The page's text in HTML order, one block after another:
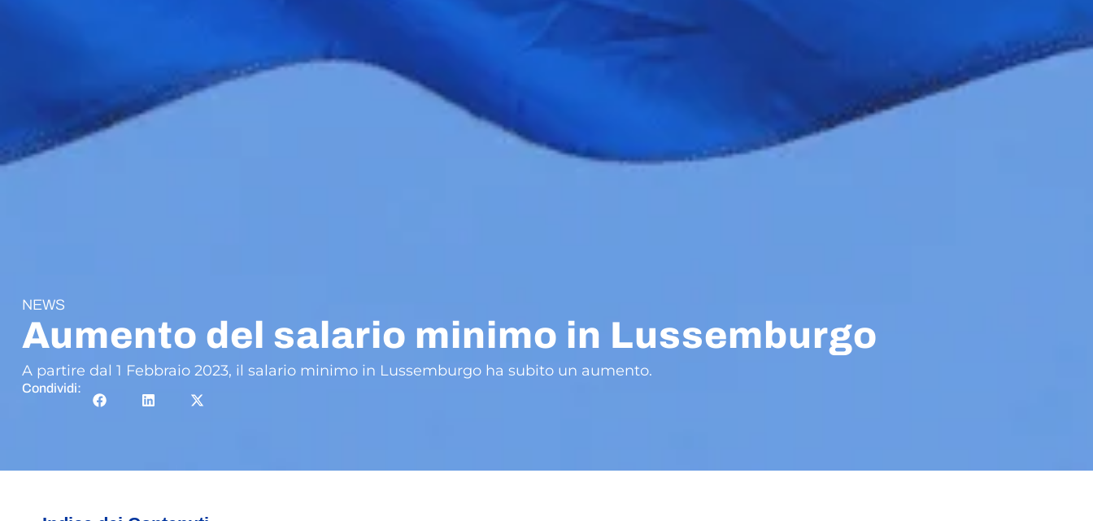
NEWS
Aumento del salario minimo in Lussemburgo
A partire dal 1 Febbraio 2023, il salario minimo in Lussemburgo ha subito un aumento.
Condividi: